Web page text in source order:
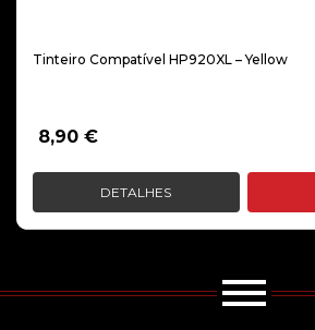
Tinteiro Compatível HP920XL – Yellow
8,90 €
DETALHES